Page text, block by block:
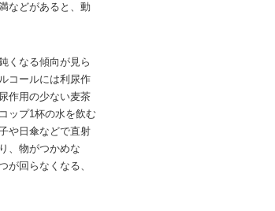
などがあると、動
くなる傾向が見ら
コールには利尿作
作用の少ない麦茶
ップ1杯の水を飲む
や日傘などで直射
、物がつかめな
が回らなくなる、